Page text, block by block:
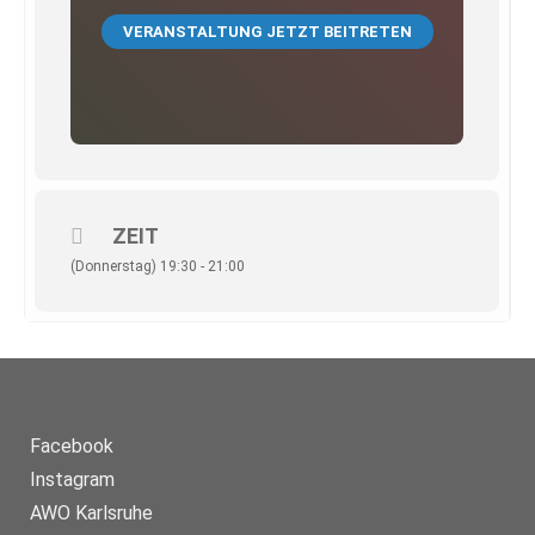
Eltern gemütlich von zu Hause aus teilnehmen, ohne eine
Kinderbetreuung organisieren zu müssen. Die Treffen finden
über Zoom statt und sind kostenlost. Eine Anmeldung ist
Termine und Themen finden Sie in unserer
VERANSTALTUNG JETZT BEITRETEN
ZEIT
(Donnerstag) 19:30 - 21:00
Facebook
Instagram
AWO Karlsruhe